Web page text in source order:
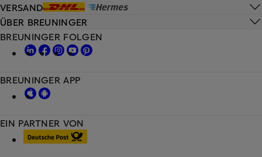
VERSAND
ÜBER BREUNINGER
EIN PARTNER VON
BREUNINGER FOLGEN
BREUNINGER APP